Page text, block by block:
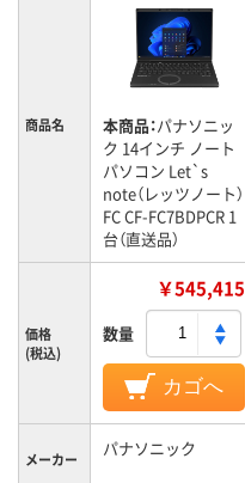
商品名 本商品：パナソニッ
ク 14インチ ノート
パソコン Let`s
note（レッツノート）
FC CF-FC7BDPCR 1
台（直送品）
価格
(税込)
￥545,415
数量
カゴへ
メーカー パナソニック